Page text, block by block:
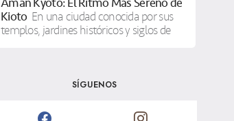
Kioto En una ciudad conocida por sus
templos, jardines históricos y siglos de
SÍGUENOS